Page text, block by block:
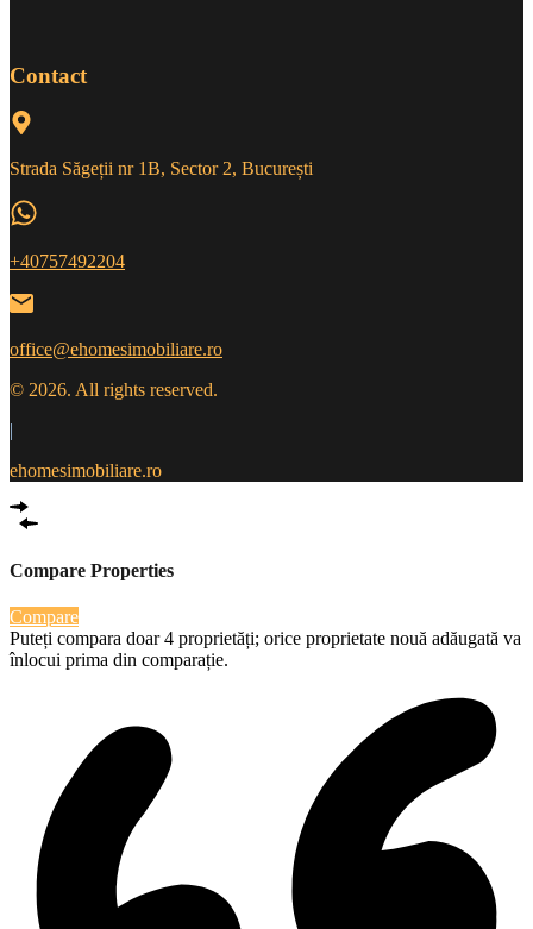
Contact
Strada Săgeții nr 1B, Sector 2, București
+40757492204
office@ehomesimobiliare.ro
© 2026. All rights reserved.
|
ehomesimobiliare.ro
Compare Properties
Compare
Puteți compara doar 4 proprietăți; orice proprietate nouă adăugată va
înlocui prima din comparație.